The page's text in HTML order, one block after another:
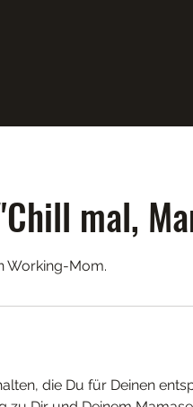
mal,
Working-Mom.
die Du für Deinen